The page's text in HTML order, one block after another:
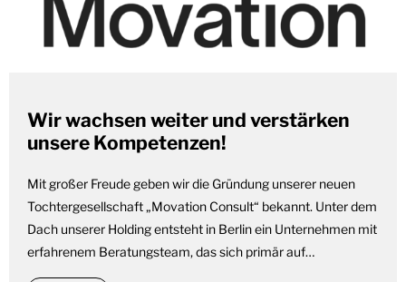
Wir wachsen weiter und verstärken
unsere Kompetenzen!
Mit großer Freude geben wir die Gründung unserer neuen
Tochtergesellschaft „Movation Consult“ bekannt. Unter dem
Dach unserer Holding entsteht in Berlin ein Unternehmen mit
erfahrenem Beratungsteam, das sich primär auf…